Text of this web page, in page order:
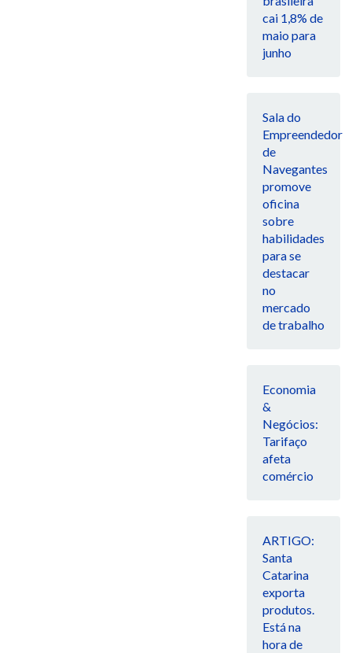
cai 1,8% de
maio para
junho
Sala do
Empreendedor
de
Navegantes
promove
oficina
sobre
habilidades
para se
destacar
no
mercado
de trabalho
Economia
&
Negócios:
Tarifaço
afeta
comércio
ARTIGO:
Santa
Catarina
exporta
produtos.
Está na
hora de